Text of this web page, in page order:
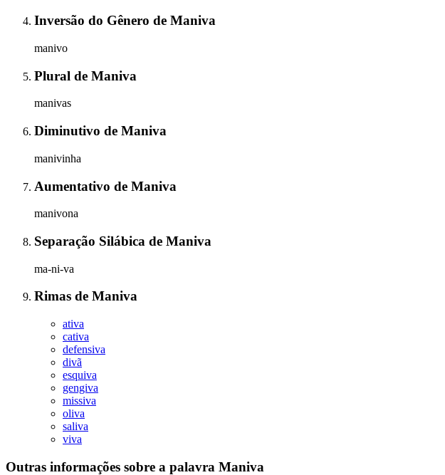
Inversão do Gênero de Maniva
manivo
Plural de Maniva
manivas
Diminutivo de Maniva
manivinha
Aumentativo de Maniva
manivona
Separação Silábica de Maniva
ma-ni-va
Rimas de Maniva
ativa
cativa
defensiva
divã
esquiva
gengiva
missiva
oliva
saliva
viva
Outras informações sobre a palavra Maniva